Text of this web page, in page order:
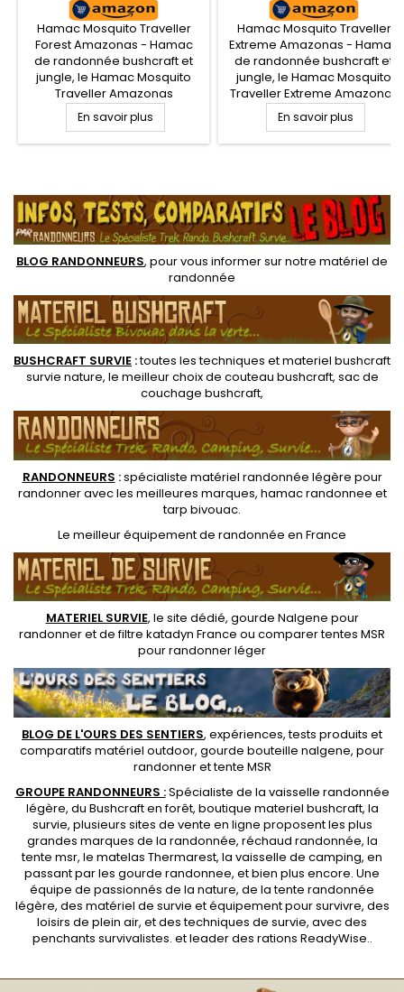
Hamac Mosquito Traveller
Forest Amazonas - Hamac
de randonnée bushcraft et
jungle, le Hamac Mosquito
Traveller Amazonas
camouflage Forest est
complet car il comporte une
moustiquaire intégrée pour
face, avec la moustiquaire ou
sans la moustiquaire, facile à
installer entre deux arbres
pour un bivouac...
En savoir plus
Hamac Mosquito Traveller
Extreme Amazonas - Hamac
de randonnée bushcraft et
jungle, le Hamac Mosquito
Traveller Extreme Amazonas
est complet car il comporte
une moustiquaire intégrée
pour la protection contre les
sans la moustiquaire, facile à
installer entre deux arbres
pour un bivouac léger....
En savoir plus
BLOG RANDONNEURS, pour vous informer sur notre matériel de
randonnée
BUSHCRAFT SURVIE :toutes les techniques etmateriel bushcraft
survie nature, le meilleur choix de couteau bushcraft, sac de
couchage bushcraft,
RANDONNEURS :spécialiste matériel randonnée légère pour
randonner avec les meilleures marques, hamac randonnee et
tarp bivouac.
Le meilleur équipement de randonnée en France
MATERIEL SURVIE, le site dédié, gourde Nalgene pour
randonneret defiltre katadyn France ou comparer tentes MSR
pour randonner léger
BLOG DE L'OURS DES SENTIERS, expériences, tests produits et
comparatifs matériel outdoor, gourde bouteille nalgene, pour
randonner ettente MSR
GROUPE RANDONNEURS :Spécialiste de la vaisselle randonnée
légère, du Bushcraft en forêt, boutique materiel bushcraft, la
survie, plusieurs sites de vente en ligne proposent les plus
grandes marques de la randonnée, réchaud randonnée, la
tente msr, le matelas Thermarest, la vaisselle de camping, en
passant par les gourde randonnee, et bien plus encore. Une
équipe de passionnés de la nature, de latente randonnée
légère, des matériel de survie et équipement pour survivre, des
loisirs de plein air, et des techniques de survie, avec des
penchants survivalistes. et leader des rations ReadyWise..